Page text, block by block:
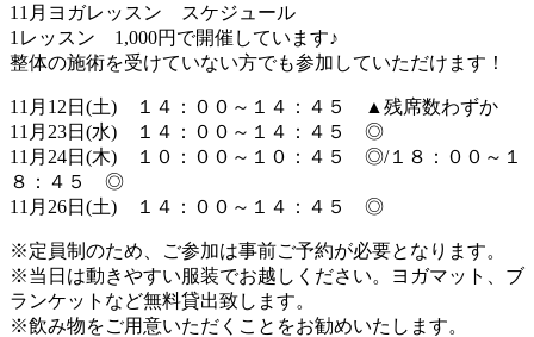
11月ヨガレッスン スケジュール
1レッスン 1,000円で開催しています♪
整体の施術を受けていない方でも参加していただけます！
11月12日(土) １４：００～１４：４５ ▲残席数わずか
11月23日(水) １４：００～１４：４５ ◎
11月24日(木) １０：００～１０：４５ ◎/１８：００～１
８：４５ ◎
11月26日(土) １４：００～１４：４５ ◎
※定員制のため、ご参加は事前ご予約が必要となります。
※当日は動きやすい服装でお越しください。ヨガマット、ブ
ランケットなど無料貸出致します。
※飲み物をご用意いただくことをお勧めいたします。